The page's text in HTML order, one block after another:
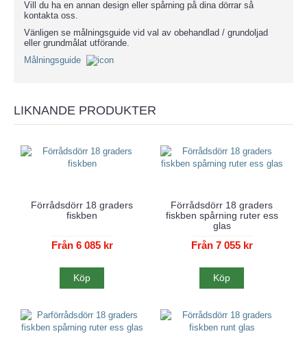
Vill du ha en annan design eller spårning på dina dörrar så
kontakta oss.
Vänligen se målningsguide vid val av obehandlad / grundoljad
eller grundmålat utförande.
Målningsguide
LIKNANDE PRODUKTER
Förrådsdörr 18 graders
fiskben
Från 6 085 kr
Köp
Förrådsdörr 18 graders
fiskben spårning ruter ess
glas
Från 7 055 kr
Köp